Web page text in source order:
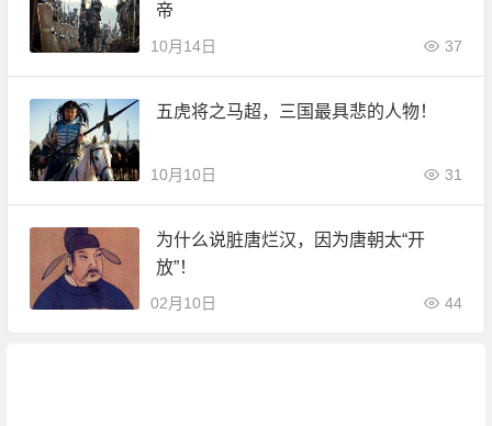
帝
10月14日 37
五虎将之马超，三国最具悲的人物！
10月10日 31
为什么说脏唐烂汉，因为唐朝太“开
放”！
02月10日 44